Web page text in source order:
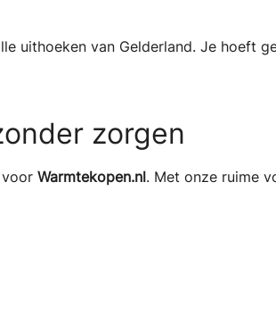
uithoeken van Gelderland. Je hoeft
zorgen
Warmtekopen.nl. Met onze ruime